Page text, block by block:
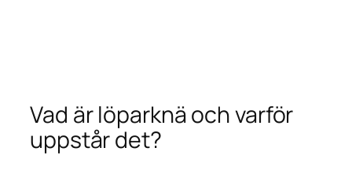
Vad är löparknä och varför
uppstår det?